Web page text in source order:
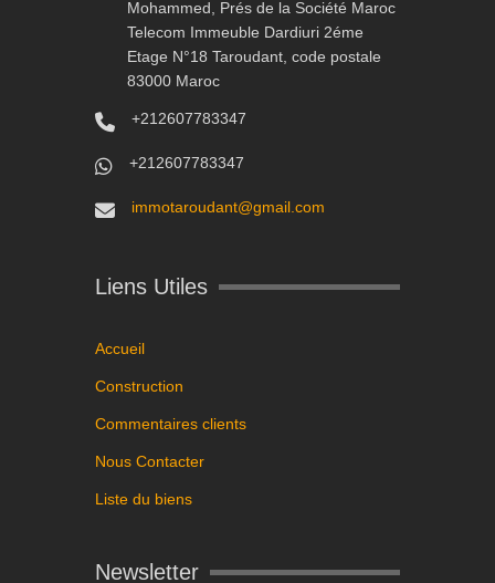
Mohammed, Prés de la Société Maroc
Telecom Immeuble Dardiuri 2éme
Etage N°18 Taroudant, code postale
83000 Maroc
+212607783347
+212607783347
immotaroudant@gmail.com
Liens Utiles
Accueil
Construction
Commentaires clients
Nous Contacter
Liste du biens
Newsletter